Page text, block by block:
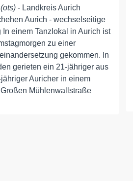
- Landkreis Aurich
Aurich - wechselseitige
In einem Tanzlokal in Aurich ist
zu einer
gekommen. In
gerieten ein 21-jähriger aus
jähriger Auricher in einem
Mühlenwallstraße